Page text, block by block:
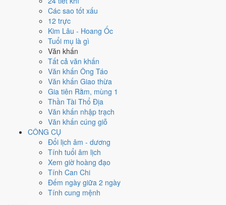
Các sao tốt xấu
12 trực
Kim Lâu - Hoang Ốc
Tuổi mụ là gì
Văn khấn
Tất cả văn khấn
Văn khấn Ông Táo
Văn khấn Giao thừa
Gia tiên Rằm, mùng 1
Thần Tài Thổ Địa
Văn khấn nhập trạch
Văn khấn cúng giỗ
CÔNG CỤ
Đổi lịch âm - dương
Tính tuổi âm lịch
Xem giờ hoàng đạo
Tính Can Chi
Đếm ngày giữa 2 ngày
Tính cung mệnh
Ngày 27/8/2029 đạt5.6/10 trung bình cho 7 việc chính: cao nhất là
Thu nợ - đòi tiền (8/10)
Chấp (ngày nắm giữ, bắt giữ) và gặp Sao Minh Đường hoàng đạo nên
điểm từng việc chênh nhau như bảng dưới.
Cưới hỏi - đính hôn
Trung bình
Cưới hỏi - đính hôn hôm nay ở
Ngày Hoàng Đạo, nhưng Sao Nguy kéo giảm điểm.
Cách tính ngày tốt
Khai trương - mở cửa hàng
Trung bình
Khai trương - mở cửa hàng hôm nay ở
nhờ hợpNgày Hoàng Đạo, nhưng Sao Nguy kéo giảm điểm.
Cách tính ngày tốt
Ký hợp đồng - giao ước
Tốt
Ký hợp đồng - giao ước hôm nay ở
Ngày Hoàng Đạo.